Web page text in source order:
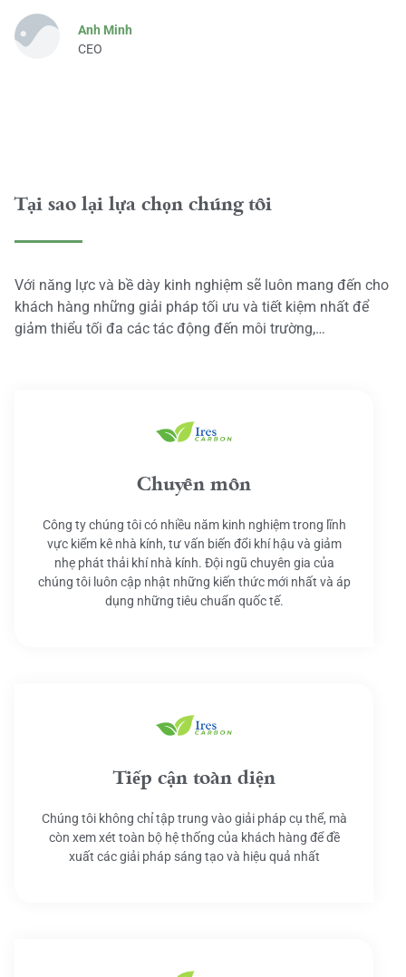
Anh Minh
CEO
Tại sao lại lựa chọn chúng tôi
Với năng lực và bề dày kinh nghiệm sẽ luôn mang đến cho
khách hàng những giải pháp tối ưu và tiết kiệm nhất để
giảm thiểu tối đa các tác động đến môi trường,…
Chuyên môn
Công ty chúng tôi có nhiều năm kinh nghiệm trong lĩnh
vực kiểm kê nhà kính, tư vấn biến đổi khí hậu và giảm
nhẹ phát thải khí nhà kính. Đội ngũ chuyên gia của
chúng tôi luôn cập nhật những kiến thức mới nhất và áp
dụng những tiêu chuẩn quốc tế.
Tiếp cận toàn diện
Chúng tôi không chỉ tập trung vào giải pháp cụ thể, mà
còn xem xét toàn bộ hệ thống của khách hàng để đề
xuất các giải pháp sáng tạo và hiệu quả nhất